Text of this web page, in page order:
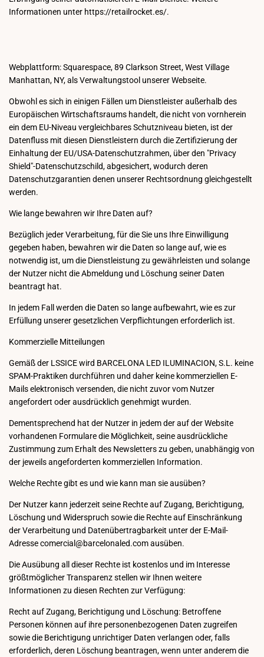
Informationen unter https://retailrocket.es/.
Webplattform: Squarespace, 89 Clarkson Street, West Village
Manhattan, NY, als Verwaltungstool unserer Webseite.
Obwohl es sich in einigen Fällen um Dienstleister außerhalb des
Europäischen Wirtschaftsraums handelt, die nicht von vornherein
ein dem EU-Niveau vergleichbares Schutzniveau bieten, ist der
Datenfluss mit diesen Dienstleistern durch die Zertifizierung der
Einhaltung der EU/USA-Datenschutzrahmen, über den "Privacy
Shield"-Datenschutzschild, abgesichert, wodurch deren
Datenschutzgarantien denen unserer Rechtsordnung gleichgestellt
werden.
Wie lange bewahren wir Ihre Daten auf?
Bezüglich jeder Verarbeitung, für die Sie uns Ihre Einwilligung
gegeben haben, bewahren wir die Daten so lange auf, wie es
notwendig ist, um die Dienstleistung zu gewährleisten und solange
der Nutzer nicht die Abmeldung und Löschung seiner Daten
beantragt hat.
In jedem Fall werden die Daten so lange aufbewahrt, wie es zur
Erfüllung unserer gesetzlichen Verpflichtungen erforderlich ist.
Kommerzielle Mitteilungen
Gemäß der LSSICE wird BARCELONA LED ILUMINACION, S.L. keine
SPAM-Praktiken durchführen und daher keine kommerziellen E-
Mails elektronisch versenden, die nicht zuvor vom Nutzer
angefordert oder ausdrücklich genehmigt wurden.
Dementsprechend hat der Nutzer in jedem der auf der Website
vorhandenen Formulare die Möglichkeit, seine ausdrückliche
Zustimmung zum Erhalt des Newsletters zu geben, unabhängig von
der jeweils angeforderten kommerziellen Information.
Welche Rechte gibt es und wie kann man sie ausüben?
Der Nutzer kann jederzeit seine Rechte auf Zugang, Berichtigung,
Löschung und Widerspruch sowie die Rechte auf Einschränkung
der Verarbeitung und Datenübertragbarkeit unter der E-Mail-
Adresse comercial@barcelonaled.com ausüben.
Die Ausübung all dieser Rechte ist kostenlos und im Interesse
größtmöglicher Transparenz stellen wir Ihnen weitere
Informationen zu diesen Rechten zur Verfügung:
Recht auf Zugang, Berichtigung und Löschung: Betroffene
Personen können auf ihre personenbezogenen Daten zugreifen
sowie die Berichtigung unrichtiger Daten verlangen oder, falls
erforderlich, deren Löschung beantragen, wenn unter anderem die